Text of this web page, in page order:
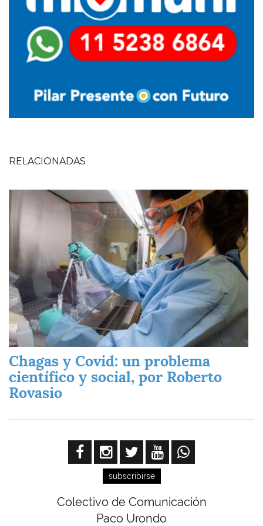
RELACIONADAS
Chagas y Covid: un problema
científico y social, por Roberto
Rovasio
subscribirse
Colectivo de Comunicación
Paco Urondo